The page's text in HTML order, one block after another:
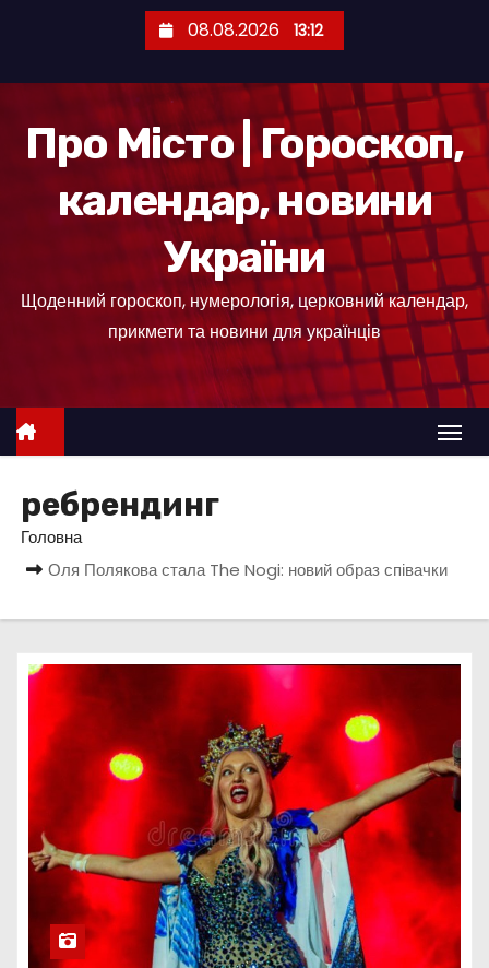
е
08.08.2026 13:12
Про Місто | Гороскоп,
календар, новини
України
Щоденний гороскоп, нумерологія, церковний календар,
прикмети та новини для українців
ребрендинг
Головна
Оля Полякова стала The Nogi: новий образ співачки